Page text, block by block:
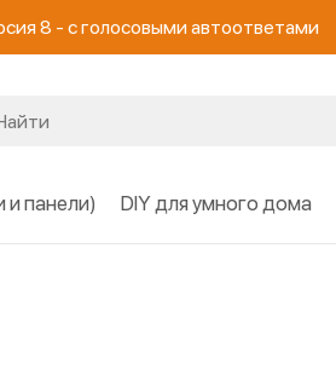
8 - с голосовыми автоответами
панели) DIY для умного дома